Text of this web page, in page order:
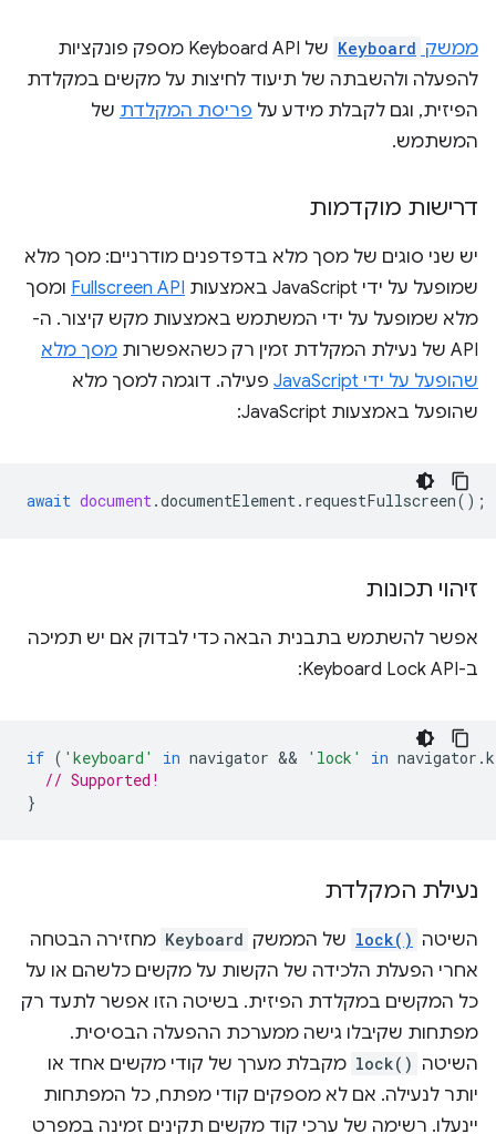
ממשק Keyboard
של Keyboard API מספק פונקציות
להפעלה ולהשבתה של תיעוד לחיצות על מקשים במקלדת
הפיזית, וגם לקבלת מידע על פריסת המקלדת של
המשתמש.
דרישות מוקדמות
יש שני סוגים של מסך מלא בדפדפנים מודרניים: מסך מלא
שמופעל על ידי JavaScript באמצעות
Fullscreen API ומסך
מלא שמופעל על ידי המשתמש באמצעות מקש קיצור. ה-
API של נעילת המקלדת זמין רק כשהאפשרות
מסך מלא
שהופעל על ידי JavaScript
פעילה. דוגמה למסך מלא
שהופעל באמצעות JavaScript:
await document.documentElement. requestFullscreen();
זיהוי תכונות
אפשר להשתמש בתבנית הבאה כדי לבדוק אם יש תמיכה
ב-Keyboard Lock API:
if ( 'keyboard' in navigator && 'lock' in navigator .
// Supported!
}
נעילת המקלדת
השיטה lock() של הממשק Keyboard מחזירה הבטחה
אחרי הפעלת הלכידה של הקשות על מקשים כלשהם או על
כל המקשים במקלדת הפיזית. בשיטה הזו אפשר לתעד רק
מפתחות שקיבלו גישה ממערכת ההפעלה הבסיסית.
השיטה lock() מקבלת מערך של קודי מקשים אחד או
יותר לנעילה. אם לא מספקים קודי מפתח, כל המפתחות
יינעלו. רשימה של ערכי קוד מקשים תקינים זמינה במפרט